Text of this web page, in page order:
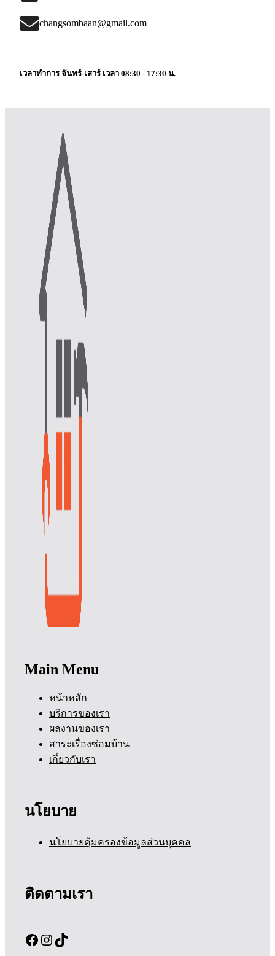
changsombaan@gmail.com
เวลาทำการ จันทร์-เสาร์ เวลา 08:30 - 17:30 น.
Main Menu
หน้าหลัก
บริการของเรา
ผลงานของเรา
สาระเรื่องซ่อมบ้าน
เกี่ยวกับเรา
นโยบาย
นโยบายคุ้มครองข้อมูลส่วนบุคคล
ติดตามเรา
Facebook
Instagram
TikTok